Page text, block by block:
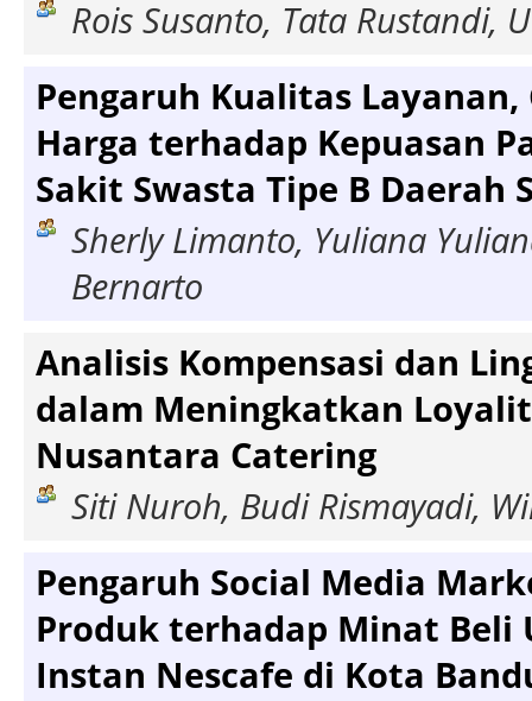
Rois Susanto, Tata Rustandi,
Pengaruh Kualitas
Harga terhadap Kepuasan
Sakit Swasta Tipe B Daerah
Sherly Limanto, Yuliana
Bernarto
Analisis Kompensasi dan
dalam Meningkatkan
Nusantara Catering
Siti Nuroh, Budi Rismayadi,
Pengaruh Social Media
Produk terhadap Minat Beli
Instan Nescafe di Kota